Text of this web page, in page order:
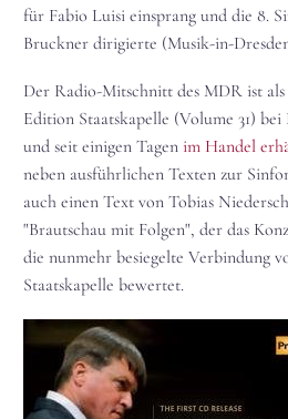
für Fabio Luisi einsprang und die 8.
Bruckner dirigierte (Musik-in-
Der Radio-Mitschnitt des MDR ist
Edition Staatskapelle (Volume 31)
und seit einigen Tagen im Handel
neben ausführlichen Texten zur
auch einen Text von Tobias
"Brautschau mit Folgen", der das
die nunmehr besiegelte Verbindung
Staatskapelle bewertet.